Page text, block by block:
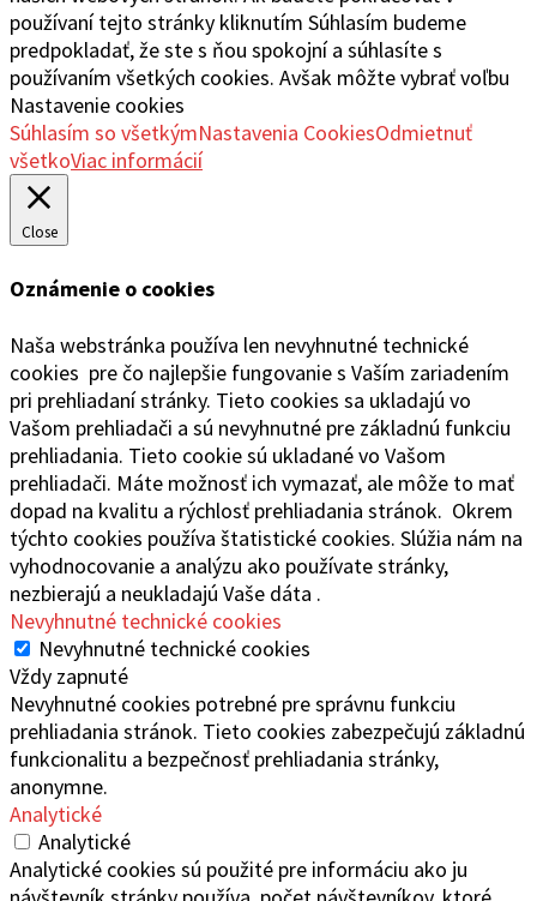
používaní tejto stránky kliknutím Súhlasím budeme
predpokladať, že ste s ňou spokojní a súhlasíte s
používaním všetkých cookies. Avšak môžte vybrať voľbu
Nastavenie cookies
Súhlasím so všetkýmNastavenia CookiesOdmietnuť
všetkoViac informácií
Close
Oznámenie o cookies
Naša webstránka používa len nevyhnutné technické
cookies pre čo najlepšie fungovanie s Vaším zariadením
pri prehliadaní stránky. Tieto cookies sa ukladajú vo
Vašom prehliadači a sú nevyhnutné pre základnú funkciu
prehliadania. Tieto cookie sú ukladané vo Vašom
prehliadači. Máte možnosť ich vymazať, ale môže to mať
dopad na kvalitu a rýchlosť prehliadania stránok. Okrem
týchto cookies používa štatistické cookies. Slúžia nám na
vyhodnocovanie a analýzu ako používate stránky,
nezbierajú a neukladajú Vaše dáta .
Nevyhnutné technické cookies
Nevyhnutné technické cookies
Vždy zapnuté
Nevyhnutné cookies potrebné pre správnu funkciu
prehliadania stránok. Tieto cookies zabezpečujú základnú
funkcionalitu a bezpečnosť prehliadania stránky,
anonymne.
Analytické
Analytické
Analytické cookies sú použité pre informáciu ako ju